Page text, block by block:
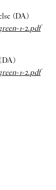
(DA)
1-2.pdf
1-2.pdf